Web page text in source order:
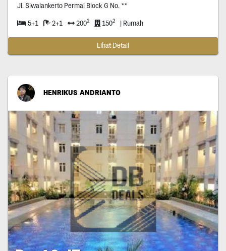
Jl. Siwalankerto Permai Block G No. **
5+1 2+1 2002 1502 | Rumah
Lihat Detail
HENRIKUS ANDRIANTO